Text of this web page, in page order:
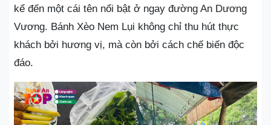
kể đến một cái tên nổi bật ở ngay đường An Dương
Vương. Bánh Xèo Nem Lụi không chỉ thu hút thực
khách bởi hương vị, mà còn bởi cách chế biến độc
đáo.